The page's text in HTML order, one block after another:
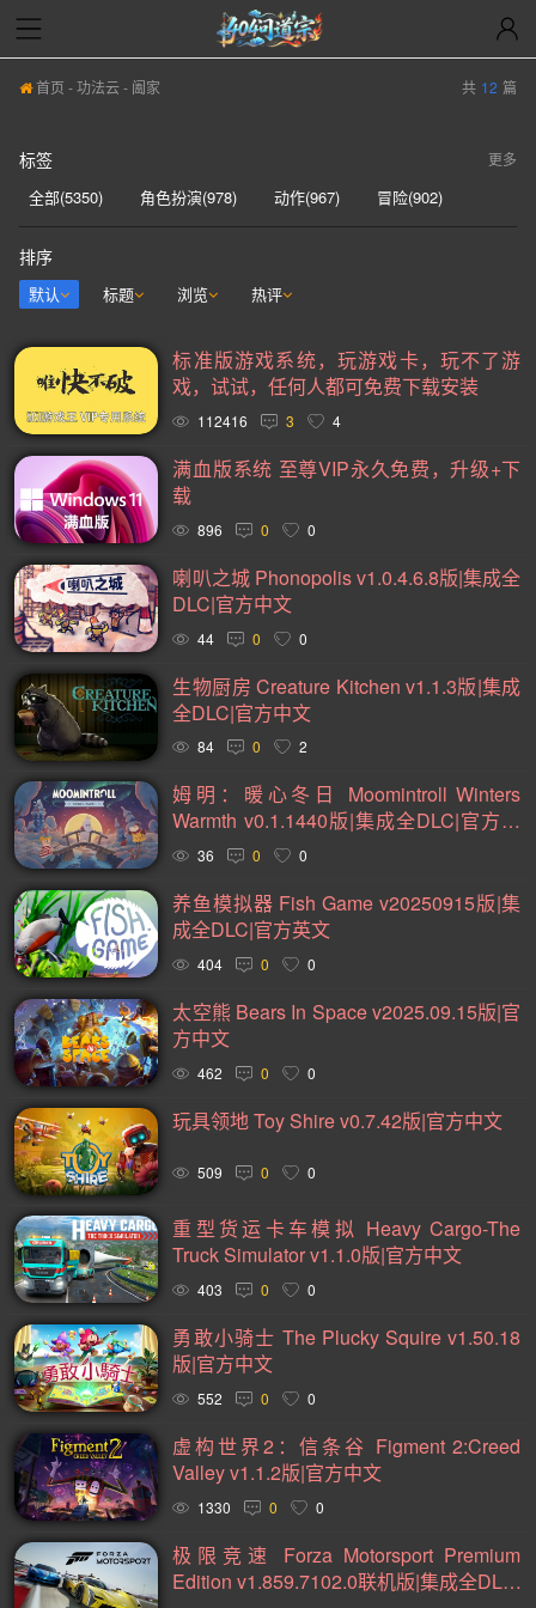
首页 -功法云- 阖家 共 12 篇
标签
全部(5350) 角色扮演(978) 动作(967)
冒险(902)
策略(555)
开放世界(531) 休闲(528)
奇幻(373)
射击(362) 3D(351)
合作(350)
沙盒(341)
女性主角(332) 解谜(330)
恐怖(306)
科幻(297) 模拟经营(282)
日系游戏(278)
暴力(278)
氛围(277)
2D(242)
可爱(234) 轻度 Rogue(224)
即时战略(215)
管理(198) 砍杀(196)
太空(194)
血腥(184)
解谜冒险(177) 街机(176)
驾驶(169)
回合制战斗(168)
选择取向(161)
冒险(158)
视觉小说(156)
类魂系列(155)
横向滚屏(155)
卡通风格(155)
回合制(152)
欢乐(151) 第三人称(147)
益智休闲(137)
体育运动(130)
僵尸(129) 枪战射击(126)
赛车竞速(124)
类 Rogue(114)
时空旅行(114)
悬疑(113)
第三人称视角(110)
拟真(107)
二维(105)
第一人称视角(105)
困难(105)
像素图形(104)
指向点击(104)
黑暗(98)
卡通(95)
动作类 Rogue(93)
动作角色扮演(88)
类银河战士恶魔城(81)
心理恐怖(78)
放松(78) 后末日(76)
第一人称射击(74)
经典(73)
战术(73)
二战(69)
音乐(69)
黑暗奇幻(66)
军事(65) 第三人称射击(65)
手绘(59)
生存恐怖(59) 策略战棋(59)
城市营造(56)
多结局(56) 在线合作(54)
经济(53)
竞速(52)
日系角色扮演(52)
互动小说(51)
迷宫探索(49)
回合战略(49) 资源管理(49)
魔法(48)
更多
排序
默认 标题 浏览 热评
标准版游戏系统，玩游戏卡，玩不了游
戏，试试，任何人都可免费下载安装
112416 3 4
满血版系统 至尊VIP永久免费，升级+下
载
896 0 0
喇叭之城 Phonopolis v1.0.4.6.8版|集成全
DLC|官方中文
44 0 0
生物厨房 Creature Kitchen v1.1.3版|集成
全DLC|官方中文
84 0 2
姆明：暖心冬日 Moomintroll Winters
Warmth v0.1.1440版|集成全DLC|官方中
文 36 0 0
养鱼模拟器 Fish Game v20250915版|集
成全DLC|官方英文
404 0 0
太空熊 Bears In Space v2025.09.15版|官
方中文
462 0 0
玩具领地 Toy Shire v0.7.42版|官方中文
509 0 0
重型货运卡车模拟 Heavy Cargo-The
Truck Simulator v1.1.0版|官方中文
403 0 0
勇敢小骑士 The Plucky Squire v1.50.18
版|官方中文
552 0 0
虚构世界2：信条谷 Figment 2:Creed
Valley v1.1.2版|官方中文
1330 0 0
极限竞速 Forza Motorsport Premium
Edition v1.859.7102.0联机版|集成全DLC|